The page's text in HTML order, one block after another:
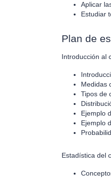
Aplicar
Estudiar
Plan de
Introducción al
Medidas
Tipos de
Ejemplo
Ejemplo
Estadística del